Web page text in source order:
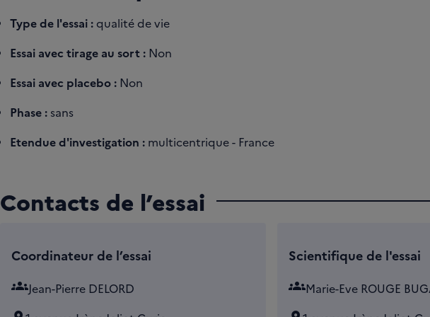
Type de l'essai : qualité de vie
Essai avec tirage au sort : Non
Essai avec placebo : Non
Phase : sans
Etendue d'investigation : multicentrique - France
Contacts de l’essai
Coordinateur de l’essai
groupsJean-Pierre DELORD
Scientifique de l'essai
groupsMarie-Eve ROUGE